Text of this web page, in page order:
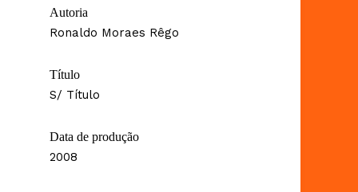
Autoria
Ronaldo Moraes Rêgo
Título
S/ Título
Data de produção
2008